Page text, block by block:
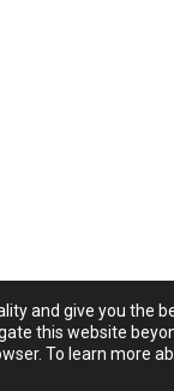
and give you the
this website
To learn more